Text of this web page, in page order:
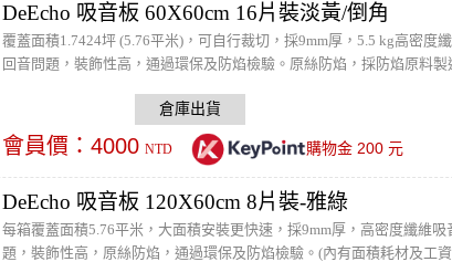
DeEcho 吸音板 60X60cm 16片裝淡黃/倒角
覆蓋面積1.7424坪 (5.76平米)，可自行裁切，採9mm厚，5.5 kg高密度
回音問題，裝飾性高，通過環保及防焰檢驗。原絲防焰，採防焰原料
會員價： 4000 NTD 購物金 200元
DeEcho 吸音板 120X60cm 8片裝-雅綠
每箱覆蓋面積5.76平米，大面積安裝更快速，採9mm厚，高密度纖維
題，裝飾性高，原絲防焰，通過環保及防焰檢驗。(內有面積耗材及工